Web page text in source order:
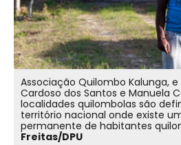
Associação Quilombo Kalunga,
Cardoso dos Santos e Manuela
localidades quilombolas são
território nacional onde existe
permanente de habitantes
Freitas/DPU